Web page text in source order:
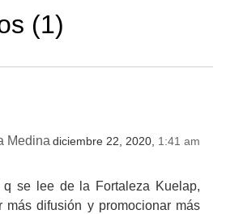
(1)
Medina diciembre 22, 2020, 1:41 am
q se lee de la Fortaleza Kuelap,
más difusión y promocionar más